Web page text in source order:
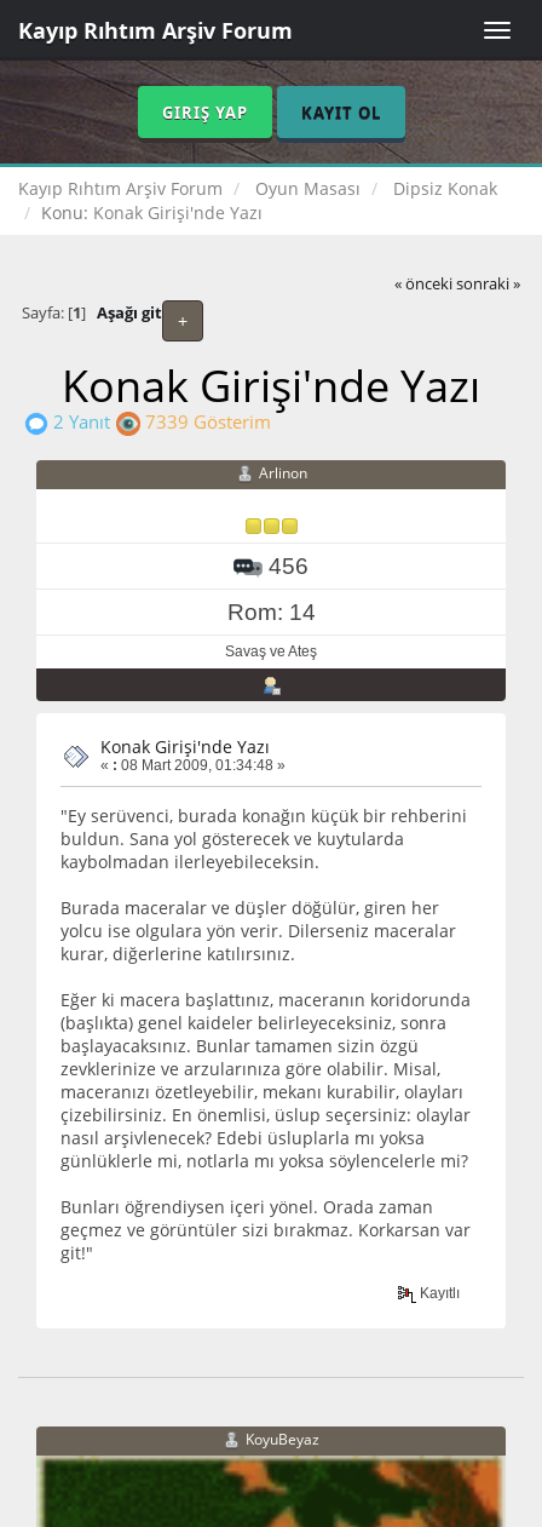
Toggle
Kayıp Rıhtım Arşiv Forum
GIRIŞ YAP KAYIT OL
Kayıp Rıhtım Arşiv Forum Oyun Masası
Dipsiz Konak
Konu: Konak Girişi'nde Yazı
« önceki sonraki »
+
Sayfa: [1] Aşağı git
Konak Girişi'nde Yazı
2 Yanıt 7339 Gösterim
Arlinon
456
Rom: 14
Savaş ve Ateş
Konak Girişi'nde Yazı
« : 08 Mart 2009, 01:34:48 »
"Ey serüvenci, burada konağın küçük bir rehberini
buldun. Sana yol gösterecek ve kuytularda
kaybolmadan ilerleyebileceksin.
Burada maceralar ve düşler döğülür, giren her
yolcu ise olgulara yön verir. Dilerseniz maceralar
kurar, diğerlerine katılırsınız.
Eğer ki macera başlattınız, maceranın koridorunda
(başlıkta) genel kaideler belirleyeceksiniz, sonra
başlayacaksınız. Bunlar tamamen sizin özgü
zevklerinize ve arzularınıza göre olabilir. Misal,
maceranızı özetleyebilir, mekanı kurabilir, olayları
çizebilirsiniz. En önemlisi, üslup seçersiniz: olaylar
nasıl arşivlenecek? Edebi üsluplarla mı yoksa
günlüklerle mi, notlarla mı yoksa söylencelerle mi?
Bunları öğrendiysen içeri yönel. Orada zaman
geçmez ve görüntüler sizi bırakmaz. Korkarsan var
git!"
Kayıtlı
KoyuBeyaz